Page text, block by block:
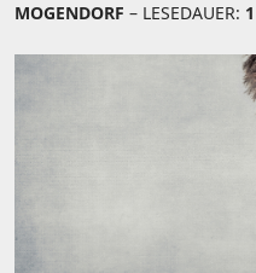
MOGENDORF – LESEDAUER: